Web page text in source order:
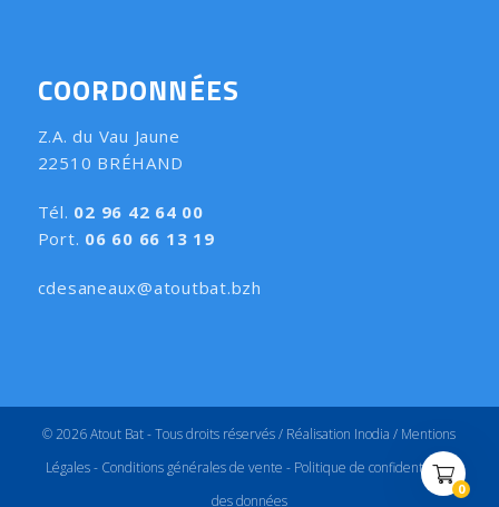
(0)
COORDONNÉES
Z.A. du Vau Jaune
22510 BRÉHAND
Tél. 02 96 42 64 00
Port. 06 60 66 13 19
cdesaneaux@atoutbat.bzh
© 2026 Atout Bat - Tous droits réservés / Réalisation Inodia / Mentions
Légales- Conditions générales de vente - Politique de confidentialité
des données